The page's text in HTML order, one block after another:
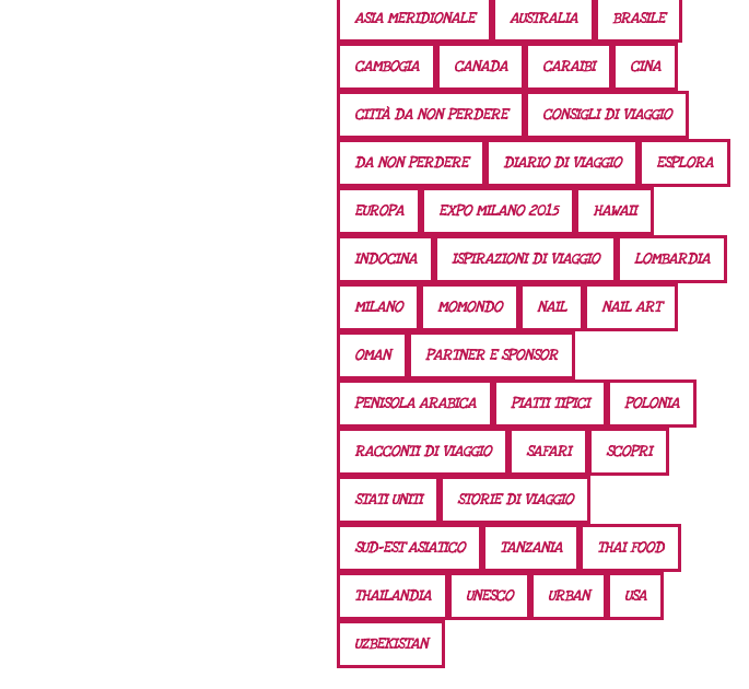
ASIA MERIDIONALE AUSTRALIA BRASILE
CAMBOGIA CANADA CARAIBI CINA
CITTÀ DA NON PERDERE CONSIGLI DI VIAGGIO
DA NON PERDERE DIARIO DI VIAGGIO ESPLORA
EUROPA EXPO MILANO 2015 HAWAII
INDOCINA ISPIRAZIONI DI VIAGGIO LOMBARDIA
MILANO MOMONDO NAIL NAIL ART
OMAN PARTNER E SPONSOR
PENISOLA ARABICA PIATTI TIPICI POLONIA
RACCONTI DI VIAGGIO SAFARI SCOPRI
STATI UNITI STORIE DI VIAGGIO
SUD-EST ASIATICO TANZANIA THAI FOOD
THAILANDIA UNESCO URBAN USA
UZBEKISTAN